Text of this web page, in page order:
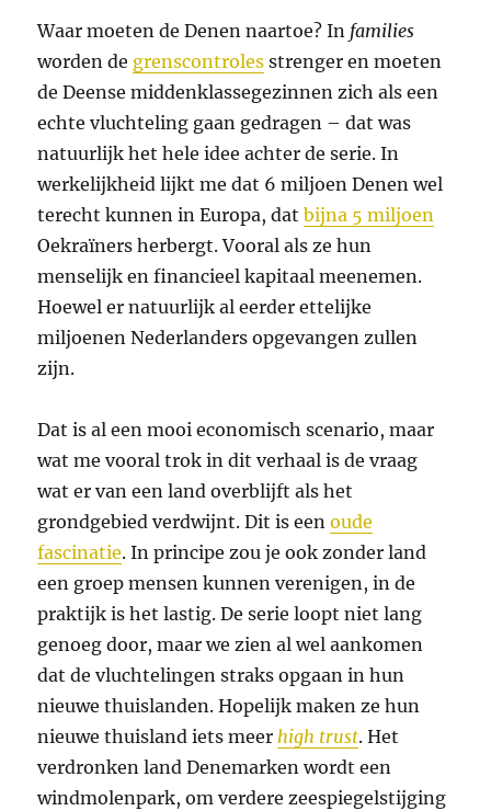
Waar moeten de Denen naartoe? In families
worden de grenscontroles strenger en moeten
de Deense middenklassegezinnen zich als een
echte vluchteling gaan gedragen – dat was
natuurlijk het hele idee achter de serie. In
werkelijkheid lijkt me dat 6 miljoen Denen wel
terecht kunnen in Europa, datbijna 5 miljoen
Oekraïners herbergt. Vooral als ze hun
menselijk en financieel kapitaal meenemen.
Hoewel er natuurlijk al eerder ettelijke
miljoenen Nederlanders opgevangen zullen
zijn.
Dat is al een mooi economisch scenario, maar
wat me vooral trok in dit verhaal is de vraag
wat er van een land overblijft als het
grondgebied verdwijnt. Dit is eenoude
fascinatie. In principe zou je ook zonder land
een groep mensen kunnen verenigen, in de
praktijk is het lastig. De serie loopt niet lang
genoeg door, maar we zien al wel aankomen
dat de vluchtelingen straks opgaan in hun
nieuwe thuislanden. Hopelijk maken ze hun
nieuwe thuisland iets meerhigh trust. Het
verdronken land Denemarken wordt een
windmolenpark, om verdere zeespiegelstijging